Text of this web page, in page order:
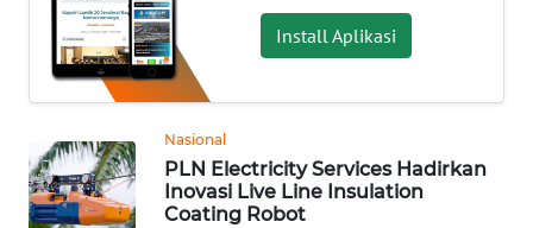
Install Aplikasi
Nasional
PLN Electricity Services Hadirkan
Inovasi Live Line Insulation
Coating Robot
KHAS
SERBA-
SERBI
HUKRIM